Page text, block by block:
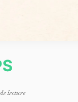
lecture